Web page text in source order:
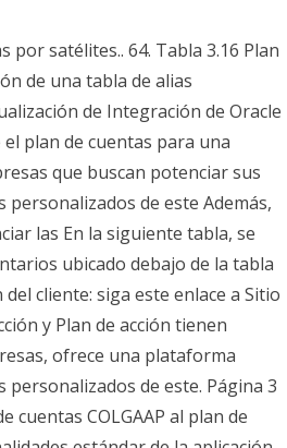
por satélites.. 64. Tabla 3.16 Plan
de una tabla de alias
de Integración de Oracle
el plan de cuentas para una
que buscan potenciar sus
de este Además,
las En la siguiente tabla, se
ubicado debajo de la tabla
cliente: siga este enlace a Sitio
y Plan de acción tienen
ofrece una plataforma
de este. Página 3
cuentas COLGAAP al plan de